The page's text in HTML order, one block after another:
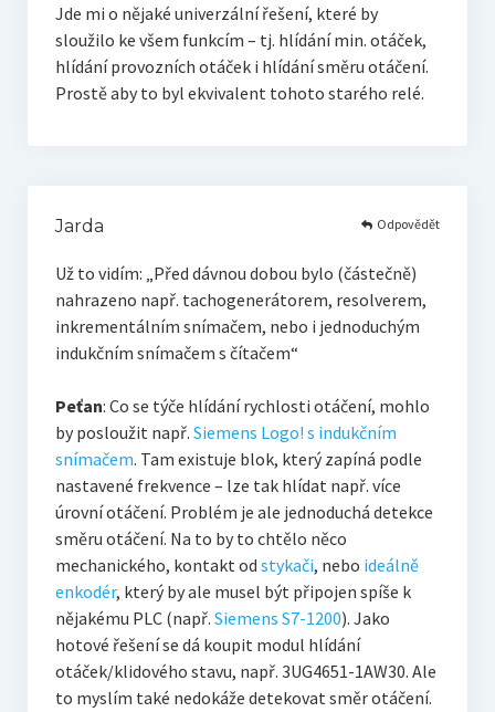
Jde mi o nějaké univerzální řešení, které by
sloužilo ke všem funkcím – tj. hlídání min. otáček,
hlídání provozních otáček i hlídání směru otáčení.
Prostě aby to byl ekvivalent tohoto starého relé.
Jarda
Už to vidím: „Před dávnou dobou bylo (částečně)
nahrazeno např. tachogenerátorem, resolverem,
inkrementálním snímačem, nebo i jednoduchým
indukčním snímačem s čítačem“
Peťan: Co se týče hlídání rychlosti otáčení, mohlo
by posloužit např. Siemens Logo! s indukčním
snímačem. Tam existuje blok, který zapíná podle
nastavené frekvence – lze tak hlídat např. více
úrovní otáčení. Problém je ale jednoduchá detekce
směru otáčení. Na to by to chtělo něco
mechanického, kontakt od stykači, nebo ideálně
enkodér, který by ale musel být připojen spíše k
nějakému PLC (např. Siemens S7-1200). Jako
hotové řešení se dá koupit modul hlídání
otáček/klidového stavu, např. 3UG4651-1AW30. Ale
to myslím také nedokáže detekovat směr otáčení.
Odpovědět